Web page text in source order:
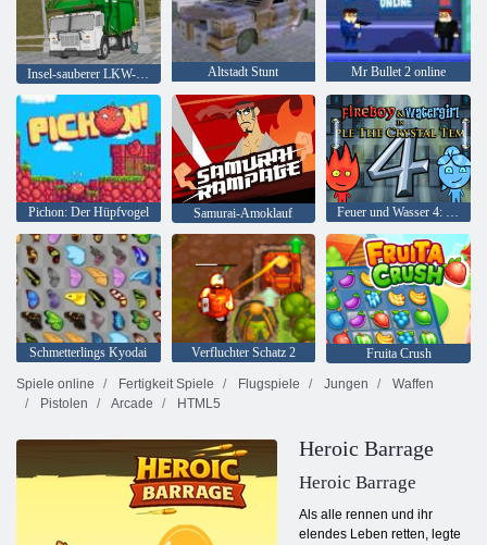
Altstadt Stunt Mr Bullet 2 online
Pichon: Der Hüpfvogel Samurai-Amoklauf Feuer und Wasser 4: Kristalltempel
Schmetterlings Kyodai Verfluchter Schatz 2
Fruita Crush
Spiele online
Fertigkeit Spiele Flugspiele Jungen
Waffen
Pistolen
Arcade HTML5
Heroic Barrage
Heroic Barrage
Als alle rennen und ihr
elendes Leben retten, legte